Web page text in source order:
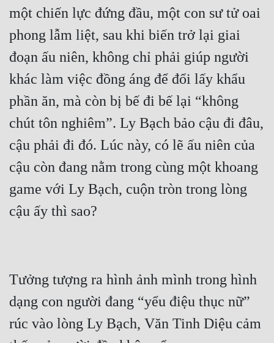
một chiến lực đứng đầu, một con sư tử oai
phong lẫm liệt, sau khi biến trở lại giai
đoạn ấu niên, không chỉ phải giúp người
khác làm việc đồng áng để đổi lấy khẩu
phần ăn, mà còn bị bế đi bế lại “không
chút tôn nghiêm”. Ly Bạch bảo cậu đi đâu,
cậu phải đi đó. Lúc này, có lẽ ấu niên của
cậu còn đang nằm trong cùng một khoang
game với Ly Bạch, cuộn tròn trong lòng
Tưởng tượng ra hình ảnh mình trong hình
dạng con người đang “yểu điệu thục nữ”
rúc vào lòng Ly Bạch, Văn Tinh Diệu cảm